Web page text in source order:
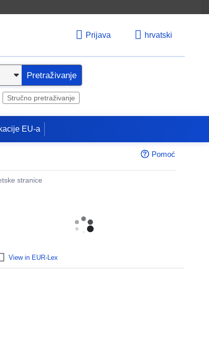
Prijava hrvatski
Pretraživanje
Stručno pretraživanje
EU-a
Pomoć
stranice
View in EUR-Lex